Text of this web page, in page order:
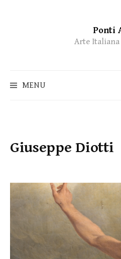
Ponti
Arte Italiana
MENU
Giuseppe Diotti